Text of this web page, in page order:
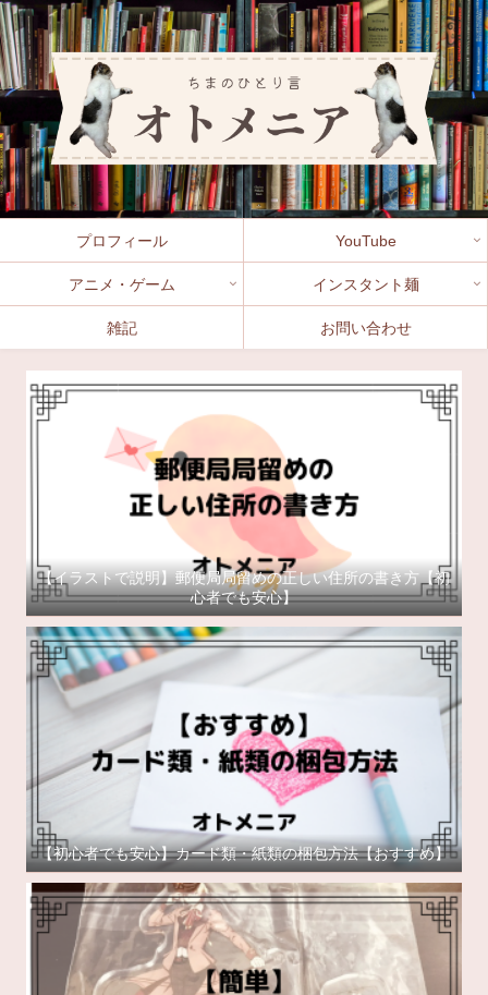
プロフィール YouTube
アニメ・ゲーム インスタント麺
雑記 お問い合わせ
【イラストで説明】郵便局局留めの正しい住所の書き方【初
心者でも安心】
【初心者でも安心】カード類・紙類の梱包方法【おすすめ】